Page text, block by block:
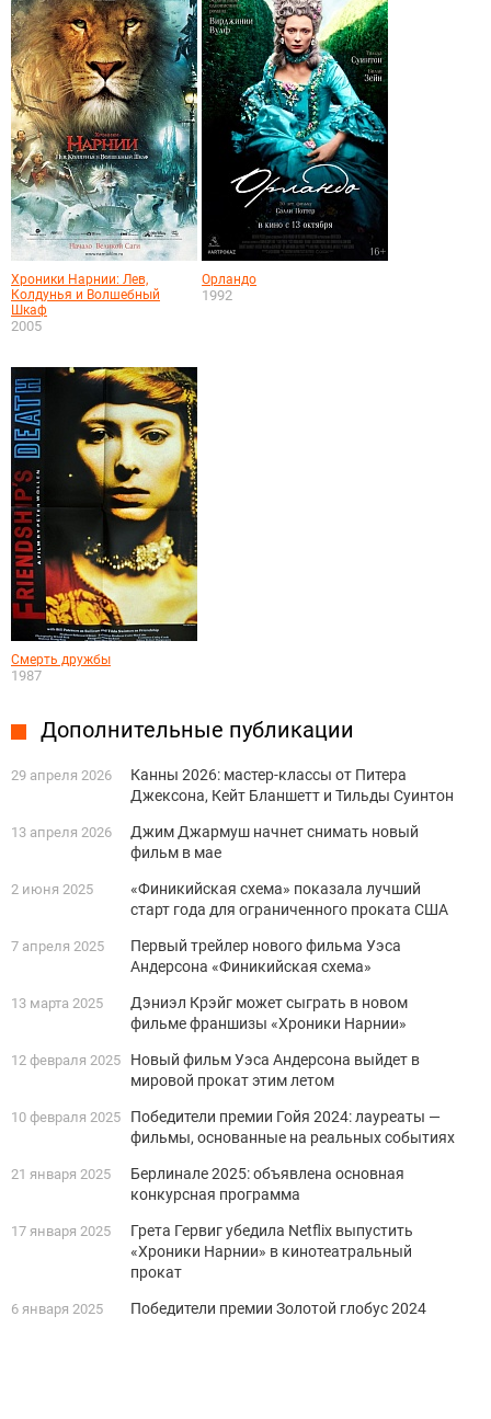
Хроники Нарнии: Лев,
Колдунья и Волшебный
Шкаф
2005
Орландо
1992
Смерть дружбы
1987
Дополнительные публикации
29 апреля 2026
Канны 2026: мастер-классы от Питера
Джексона, Кейт Бланшетт и Тильды Суинтон
13 апреля 2026
Джим Джармуш начнет снимать новый
фильм в мае
2 июня 2025
«Финикийская схема» показала лучший
старт года для ограниченного проката США
7 апреля 2025
Первый трейлер нового фильма Уэса
Андерсона «Финикийская схема»
13 марта 2025
Дэниэл Крэйг может сыграть в новом
фильме франшизы «Хроники Нарнии»
12 февраля 2025
Новый фильм Уэса Андерсона выйдет в
мировой прокат этим летом
10 февраля 2025
Победители премии Гойя 2024: лауреаты —
фильмы, основанные на реальных событиях
21 января 2025
Берлинале 2025: объявлена основная
конкурсная программа
17 января 2025
Грета Гервиг убедила Netflix выпустить
«Хроники Нарнии» в кинотеатральный
прокат
6 января 2025 Победители премии Золотой глобус 2024